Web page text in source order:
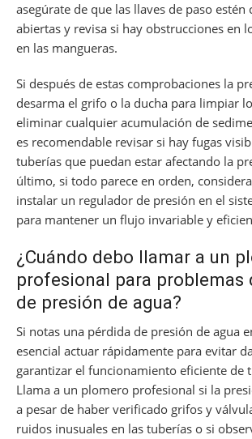
asegúrate de que las llaves de paso
abiertas y revisa si hay obstrucciones en
en las mangueras.
Si después de estas comprobaciones la
desarma el grifo o la ducha para limpiar
eliminar cualquier acumulación de
es recomendable revisar si hay fugas
tuberías que puedan estar afectando la
último, si todo parece en orden,
instalar un regulador de presión en el
para mantener un flujo invariable y
¿Cuándo debo llamar a un
profesional para problemas
de presión de agua?
Si notas una pérdida de presión de agua
esencial actuar rápidamente para evitar
garantizar el funcionamiento eficiente de
Llama a un plomero profesional si la
a pesar de haber verificado grifos y
ruidos inusuales en las tuberías o si